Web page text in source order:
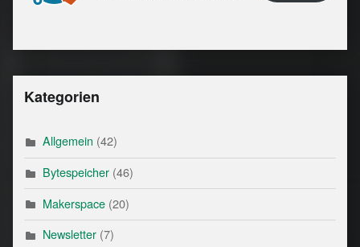
Kategorien
Allgemein (42)
Bytespeicher(46)
Makerspace(20)
Newsletter(7)